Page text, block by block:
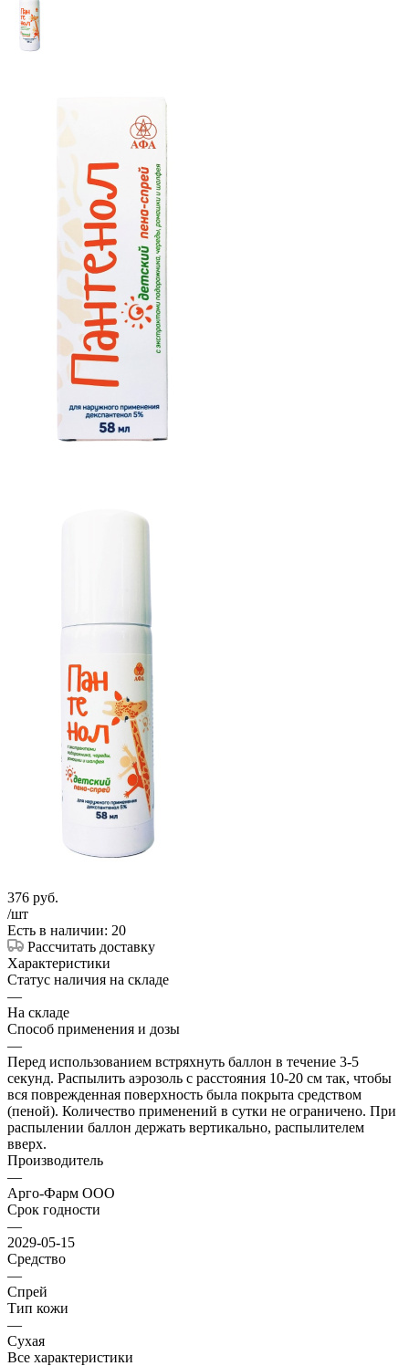
376 руб.
/шт
Есть в наличии: 20
Рассчитать доставку
Характеристики
Статус наличия на складе
—
На складе
Способ применения и дозы
—
Перед использованием встряхнуть баллон в течение 3-5
секунд. Распылить аэрозоль с расстояния 10-20 см так, чтобы
вся поврежденная поверхность была покрыта средством
(пеной). Количество применений в сутки не ограничено. При
распылении баллон держать вертикально, распылителем
вверх.
Производитель
—
Арго-Фарм ООО
Срок годности
—
2029-05-15
Средство
—
Спрей
Тип кожи
—
Сухая
Все характеристики